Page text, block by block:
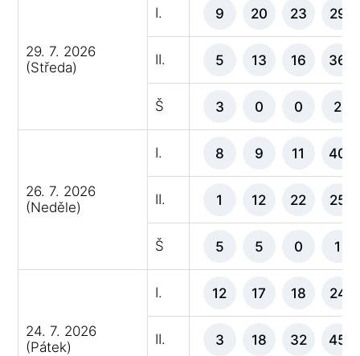
29. 7. 2026
(Středa)
I. 9 20 23 29
II. 5 13 16 36
Š 3 0 0 2
26. 7. 2026
(Neděle)
I. 8 9 11 40
II. 1 12 22 25
Š 5 5 0 1
24. 7. 2026
(Pátek)
I. 12 17 18 24
II. 3 18 32 45